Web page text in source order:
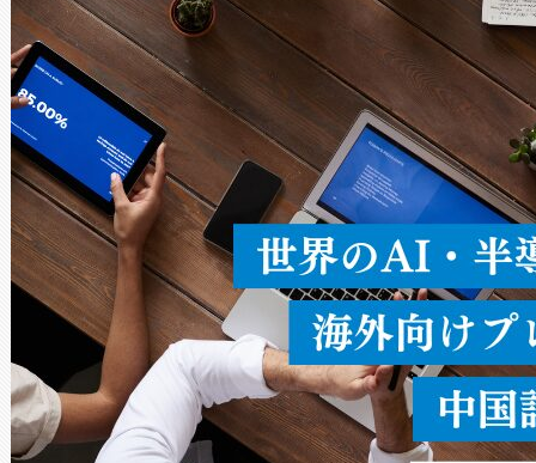
× 80°のノーマルモード、長
ードを切り替えて使用するこ
ることなく、単一のデバイス
うにします。遠距離まで届く
密度なスキャ […]